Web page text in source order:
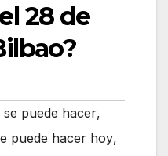
28 de
se puede hacer,
puede hacer hoy,